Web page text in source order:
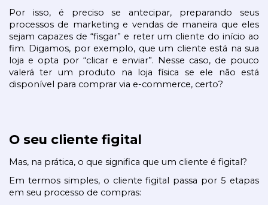
Por isso, é preciso se antecipar, preparando seus
processos de marketing e vendas de maneira que eles
sejam capazes de “fisgar” e reter um cliente do início ao
fim. Digamos, por exemplo, que um cliente está na sua
loja e opta por “clicar e enviar”. Nesse caso, de pouco
valerá ter um produto na loja física se ele não está
disponível para comprar via e-commerce, certo?
O seu cliente figital
Mas, na prática, o que significa que um cliente é figital?
Em termos simples, o cliente figital passa por 5 etapas
em seu processo de compras: